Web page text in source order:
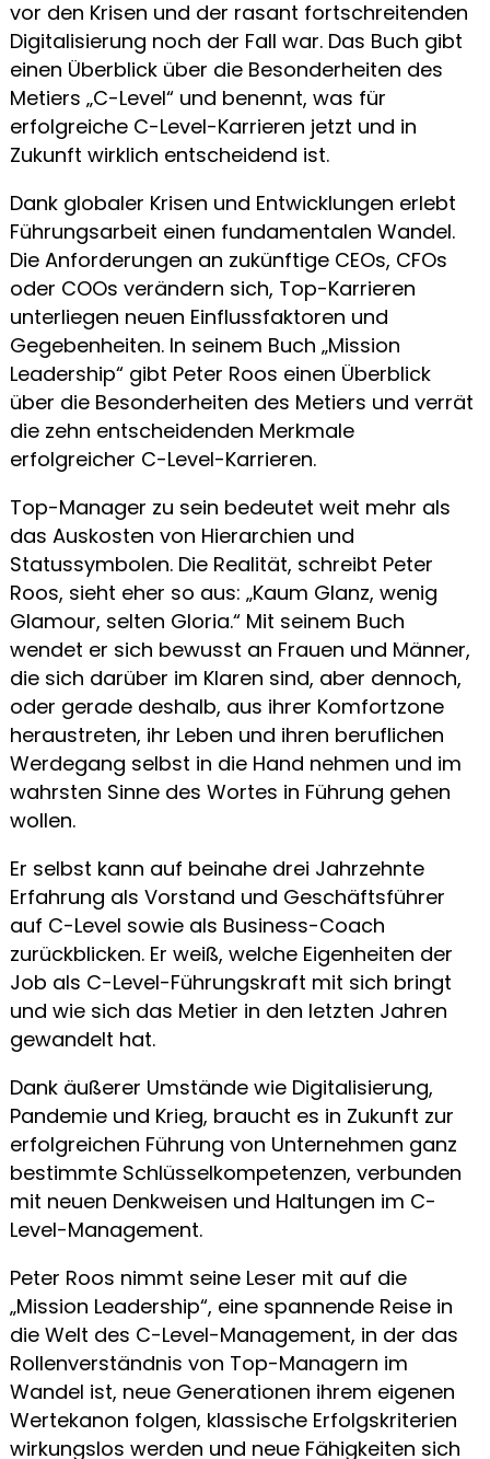
vor den Krisen und der rasant fortschreitenden
Digitalisierung noch der Fall war. Das Buch gibt
einen Überblick über die Besonderheiten des
Metiers „C-Level“ und benennt, was für
erfolgreiche C-Level-Karrieren jetzt und in
Zukunft wirklich entscheidend ist.
Dank globaler Krisen und Entwicklungen erlebt
Führungsarbeit einen fundamentalen Wandel.
Die Anforderungen an zukünftige CEOs, CFOs
oder COOs verändern sich, Top-Karrieren
unterliegen neuen Einflussfaktoren und
Gegebenheiten. In seinem Buch „Mission
Leadership“ gibt Peter Roos einen Überblick
über die Besonderheiten des Metiers und verrät
die zehn entscheidenden Merkmale
erfolgreicher C-Level-Karrieren.
Top-Manager zu sein bedeutet weit mehr als
das Auskosten von Hierarchien und
Statussymbolen. Die Realität, schreibt Peter
Roos, sieht eher so aus: „Kaum Glanz, wenig
Glamour, selten Gloria.“ Mit seinem Buch
wendet er sich bewusst an Frauen und Männer,
die sich darüber im Klaren sind, aber dennoch,
oder gerade deshalb, aus ihrer Komfortzone
heraustreten, ihr Leben und ihren beruflichen
Werdegang selbst in die Hand nehmen und im
wahrsten Sinne des Wortes in Führung gehen
wollen.
Er selbst kann auf beinahe drei Jahrzehnte
Erfahrung als Vorstand und Geschäftsführer
auf C-Level sowie als Business-Coach
zurückblicken. Er weiß, welche Eigenheiten der
Job als C-Level-Führungskraft mit sich bringt
und wie sich das Metier in den letzten Jahren
gewandelt hat.
Dank äußerer Umstände wie Digitalisierung,
Pandemie und Krieg, braucht es in Zukunft zur
erfolgreichen Führung von Unternehmen ganz
bestimmte Schlüsselkompetenzen, verbunden
mit neuen Denkweisen und Haltungen im C-
Level-Management.
Peter Roos nimmt seine Leser mit auf die
„Mission Leadership“, eine spannende Reise in
die Welt des C-Level-Management, in der das
Rollenverständnis von Top-Managern im
Wandel ist, neue Generationen ihrem eigenen
Wertekanon folgen, klassische Erfolgskriterien
wirkungslos werden und neue Fähigkeiten sich